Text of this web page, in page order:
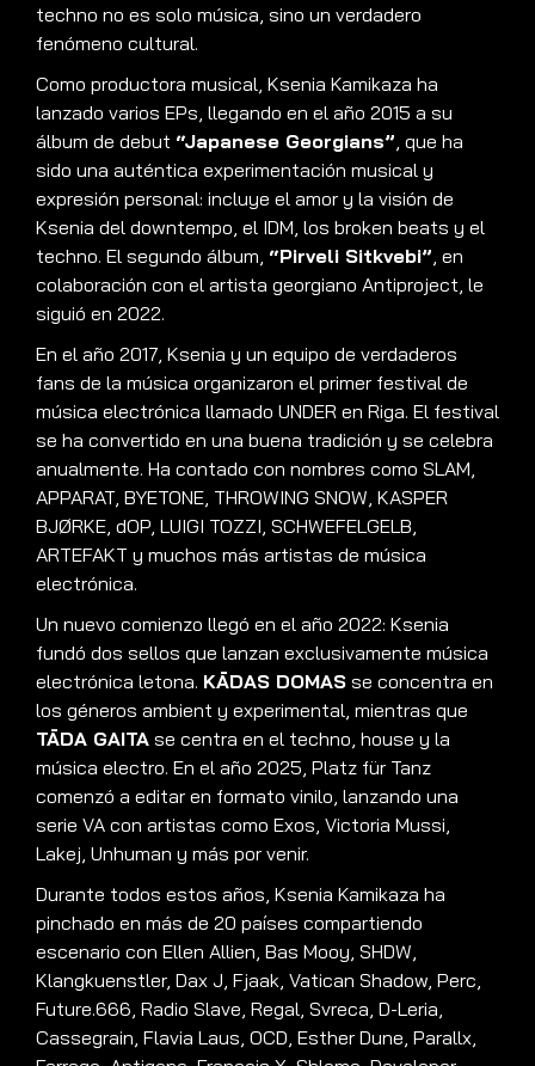
techno no es solo música, sino un verdadero
fenómeno cultural.
Como productora musical, Ksenia Kamikaza ha
lanzado varios EPs, llegando en el año 2015 a su
álbum de debut “Japanese Georgians”, que ha
sido una auténtica experimentación musical y
expresión personal: incluye el amor y la visión de
Ksenia del downtempo, el IDM, los broken beats y el
techno. El segundo álbum, “Pirveli Sitkvebi”, en
colaboración con el artista georgiano Antiproject, le
siguió en 2022.
En el año 2017, Ksenia y un equipo de verdaderos
fans de la música organizaron el primer festival de
música electrónica llamado UNDER en Riga. El festival
se ha convertido en una buena tradición y se celebra
anualmente. Ha contado con nombres como SLAM,
APPARAT, BYETONE, THROWING SNOW, KASPER
BJØRKE, dOP, LUIGI TOZZI, SCHWEFELGELB,
ARTEFAKT y muchos más artistas de música
electrónica.
Un nuevo comienzo llegó en el año 2022: Ksenia
fundó dos sellos que lanzan exclusivamente música
electrónica letona. KĀDAS DOMAS se concentra en
los géneros ambient y experimental, mientras que
TĀDA GAITA se centra en el techno, house y la
música electro. En el año 2025, Platz für Tanz
comenzó a editar en formato vinilo, lanzando una
serie VA con artistas como Exos, Victoria Mussi,
Lakej, Unhuman y más por venir.
Durante todos estos años, Ksenia Kamikaza ha
pinchado en más de 20 países compartiendo
escenario con Ellen Allien, Bas Mooy, SHDW,
Klangkuenstler, Dax J, Fjaak, Vatican Shadow, Perc,
Future.666, Radio Slave, Regal, Svreca, D-Leria,
Cassegrain, Flavia Laus, OCD, Esther Dune, Parallx,